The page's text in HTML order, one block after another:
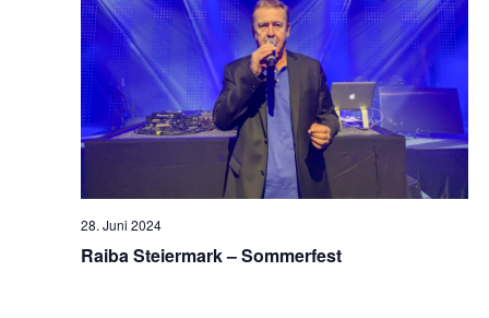
Raiba Steiermark – Sommerfest
28. Juni 2024